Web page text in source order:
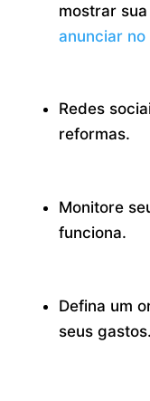
mostrar
anunciar no
Redes
reformas.
Monitore
funciona.
Defina um
seus gastos.